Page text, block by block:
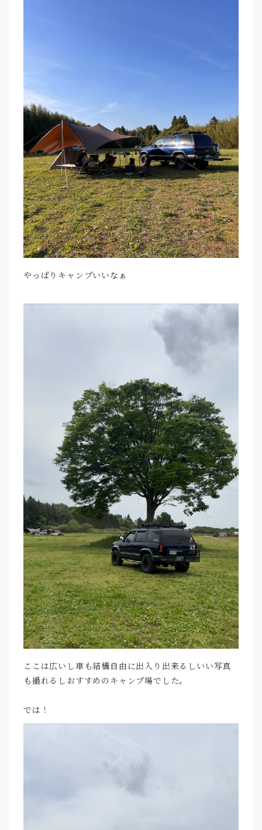
やっぱりキャンプいいなぁ
ここは広いし車も結構自由に出入り出来るしいい写真
も撮れるしおすすめのキャンプ場でした。
では！